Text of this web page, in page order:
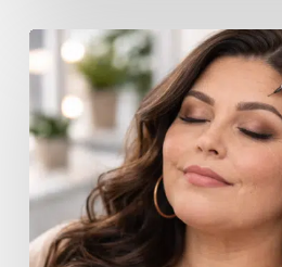
Microshading
:
le
guide
complet
pour
des